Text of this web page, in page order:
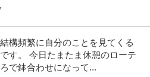
構頻繁に自分のことを見てくる
す。 今日たまたま休憩のローテ
で鉢合わせになって...